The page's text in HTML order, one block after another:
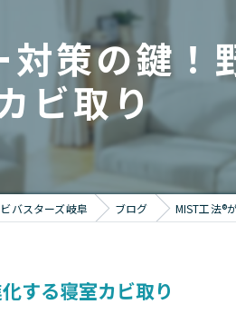
策の鍵！
ビ取り
バスターズ岐阜 ブログ MIST工法®
する寝室カビ取り